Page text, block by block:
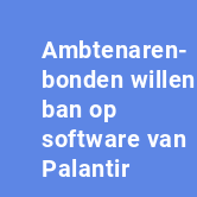
Amb­te­na­ren­
bon­den willen
ban op
software van
Palantir